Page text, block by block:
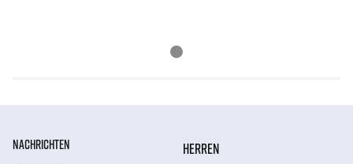
NACHRICHTEN
HERREN